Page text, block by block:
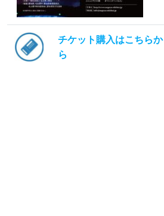
チケット購入はこちらか
ら